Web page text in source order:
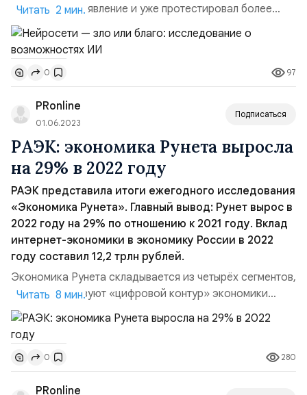
исследует это явление и уже протестировал более
двух десятков программ с ИИ. Тема настолько
обширная, что на сайте портала под нее отвели целую
рубрику. В ней собраны материалы про сервисы на
основе генеративного ИИ. В том числе есть большой
гайд о том, как работают нейросети и самая
популярная статья — обзор на...
Читать 2 мин.
0 97
PRonline
01.06.2023
Подписаться
РАЭК: экономика Рунета выросла
на 29% в 2022 году
РАЭК представила итоги ежегодного исследования
«Экономика Рунета». Главный вывод: Рунет вырос в
2022 году на 29% по отношению к 2021 году. Вклад
интернет-экономики в экономику России в 2022
году составил 12,2 трлн рублей.
Экономика Рунета складывается из четырёх сегментов,
которые образуют «цифровой контур» экономики
России: маркетинга и онлайн-рекламы,
инфраструктуры, электронной коммерции и цифрового
контента.«Год назад мы прогнозировали, что в 2022
году экономика Рунета вырастет всего лишь на 11%, но
наш прогноз не сбылся: рост составил 29%. Это,
конечн...
Читать 8 мин.
0 280
PRonline